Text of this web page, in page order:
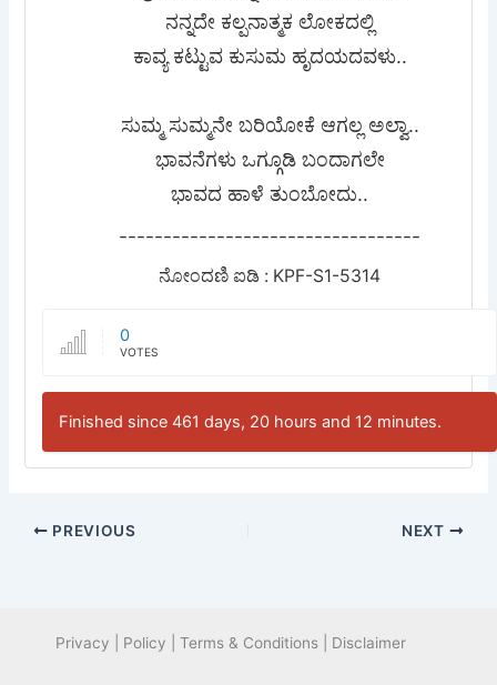
ನನ್ನದೇ ಕಲ್ಪನಾತ್ಮಕ ಲೋಕದಲ್ಲಿ
ಕಾವ್ಯ ಕಟ್ಟುವ ಕುಸುಮ ಹೃದಯದವಳು..
ಸುಮ್ಮ ಸುಮ್ಮನೇ ಬರಿಯೋಕೆ ಆಗಲ್ಲ ಅಲ್ವಾ..
ಭಾವನೆಗಳು ಒಗ್ಗೂಡಿ ಬಂದಾಗಲೇ
ಭಾವದ ಹಾಳೆ ತುಂಬೋದು..
----------------------------------
ನೋಂದಣಿ ಐಡಿ : KPF-S1-5314
0
VOTES
Finished since 461 days, 20 hours and 12 minutes.
PREVIOUS NEXT
Privacy | Policy | Terms & Conditions | Disclaimer